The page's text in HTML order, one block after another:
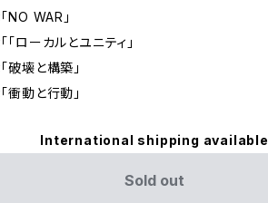
NO WAR」
「ローカルとユニティ」
破壊と構築」
衝動と行動」
International shipping available
Sold out